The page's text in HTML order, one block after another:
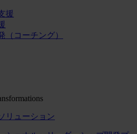
援
（コーチング）
リューション